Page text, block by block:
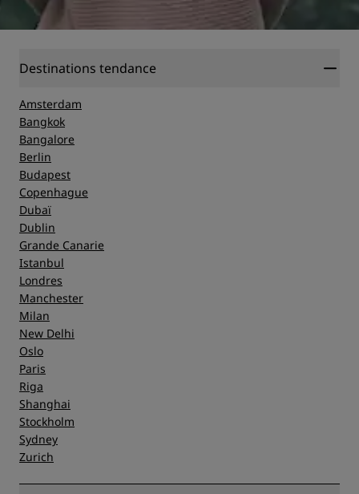
Destinations tendance
Amsterdam
Bangkok
Bangalore
Berlin
Budapest
Copenhague
Dubaï
Dublin
Grande Canarie
Istanbul
Londres
Manchester
Milan
New Delhi
Oslo
Paris
Riga
Shanghai
Stockholm
Sydney
Zurich